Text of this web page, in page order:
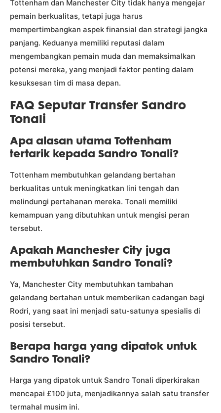
Tottenham dan Manchester City tidak hanya mengejar
pemain berkualitas, tetapi juga harus
mempertimbangkan aspek finansial dan strategi jangka
panjang. Keduanya memiliki reputasi dalam
mengembangkan pemain muda dan memaksimalkan
potensi mereka, yang menjadi faktor penting dalam
kesuksesan tim di masa depan.
FAQ Seputar Transfer Sandro
Tonali
Apa alasan utama Tottenham
tertarik kepada Sandro Tonali?
Tottenham membutuhkan gelandang bertahan
berkualitas untuk meningkatkan lini tengah dan
melindungi pertahanan mereka. Tonali memiliki
kemampuan yang dibutuhkan untuk mengisi peran
tersebut.
Apakah Manchester City juga
membutuhkan Sandro Tonali?
Ya, Manchester City membutuhkan tambahan
gelandang bertahan untuk memberikan cadangan bagi
Rodri, yang saat ini menjadi satu-satunya spesialis di
posisi tersebut.
Berapa harga yang dipatok untuk
Sandro Tonali?
Harga yang dipatok untuk Sandro Tonali diperkirakan
mencapai £100 juta, menjadikannya salah satu transfer
termahal musim ini.